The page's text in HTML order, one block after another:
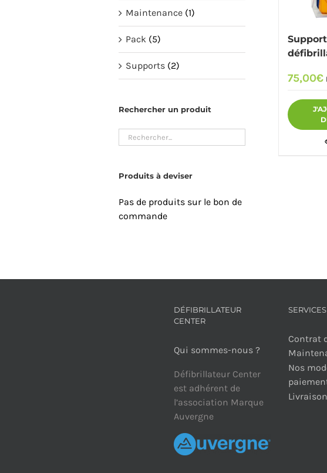
75,00€
Maintenance (1)
Pack (5)
Supports (2)
Rechercher un produit
Produits à deviser
Pas de produits sur le bon de
commande
DÉFIBRILLATEUR
CENTER
Qui sommes-nous ?
Défibrillateur Center
est adhérent de
l’association Marque
Auvergne
SERVICES
Contrat
Nos